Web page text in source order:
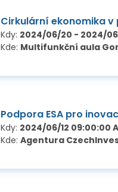
Cirkulární ekonomika
Kdy: 2024/06/20 - 2024/
Kde: Multifunkční aula
Podpora ESA pro
Kdy: 2024/06/12 09:00:00
Kde: Agentura